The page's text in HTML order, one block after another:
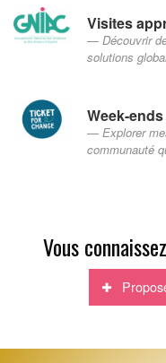
Visites
Découvrir
solutions
Week-
Explorer
communauté
Vous